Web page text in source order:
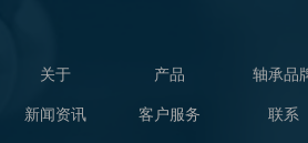
关于 产品 轴承品
新闻资讯 客户服务 联系